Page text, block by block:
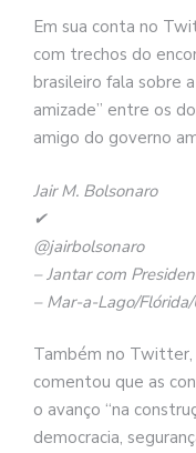
Em sua conta no
com trechos do
brasileiro fala sobre
amizade” entre os
amigo do governo
Jair M. Bolsonaro
✔
@jairbolsonaro
– Jantar com
– Mar-a-Lago/
Também no Twitter,
comentou que as
o avanço “na
democracia,